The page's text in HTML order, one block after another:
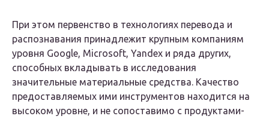
При этом первенство в технологиях перевода и
распознавания принадлежит крупным компаниям
уровня Google, Microsoft, Yandex и ряда других,
способных вкладывать в исследования
значительные материальные средства. Качество
предоставляемых ими инструментов находится на
высоком уровне, и не сопоставимо с продуктами-